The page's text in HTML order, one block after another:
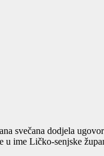
svečana dodjela
ime Ličko-senjske